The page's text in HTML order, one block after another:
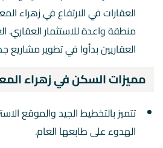
العقارات في الارتفاع في زهراء
منطقة واعدة للاستثمار العقاري.
العقاريين بدأوا في تطوير
مميزات السكن في زهراء
تتميز بالتخطيط الجيد والموقع
الهدوء على طابعها العام.